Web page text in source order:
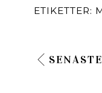
ETIKETTER: